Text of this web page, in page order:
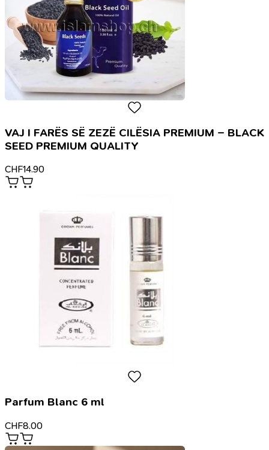
VAJ I FARËS SË ZEZË CILËSIA PREMIUM – BLACK
SEED PREMIUM QUALITY
CHF14.90
Parfum Blanc 6 ml
CHF8.00